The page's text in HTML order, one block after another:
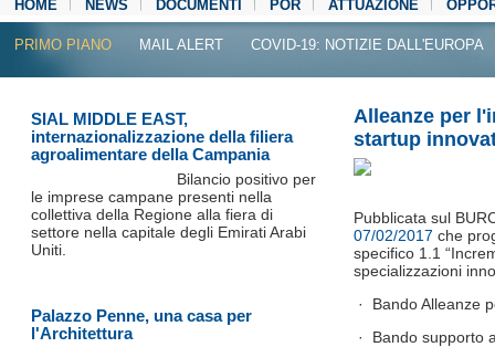
HOME NEWS DOCUMENTI POR ATTUAZIONE
MEDIA CENTER
PRIMO PIANO MAIL ALERT COVID-19: NOTIZIE DALL'EUROPA
Alleanze per
startup
Pubblicata sul
07/02/2017 che
specifico 1.1
specializzazioni
· Bando Alleanze
· Bando supporto
SIAL MIDDLE EAST,
internazionalizzazione della filiera
agroalimentare della Campania
Bilancio positivo per
le imprese campane presenti nella
collettiva della Regione alla fiera di
settore nella capitale degli Emirati Arabi
Uniti.
Palazzo Penne, una casa per
l'Architettura